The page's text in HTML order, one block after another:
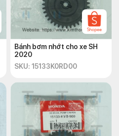
Bánh bơm nhớt cho xe SH
2020
SKU: 15133K0RD00